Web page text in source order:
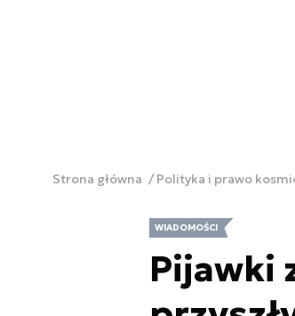
Strona główna Polityka i prawo
WIADOMOŚCI
Pijawki